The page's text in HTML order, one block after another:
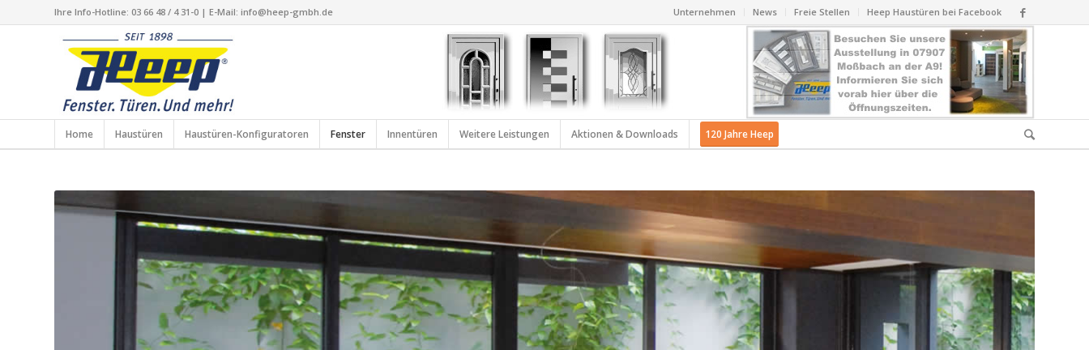
Unternehmen News Freie Stellen Heep Haustüren bei Facebook
Ihre Info-Hotline: 03 66 48 / 4 31-0 | E-Mail: info@heep-gmbh.de
Home Haustüren Haustüren-Konfiguratoren Fenster Innentüren Weitere Leistungen Aktionen & Downloads 120 Jahre Heep